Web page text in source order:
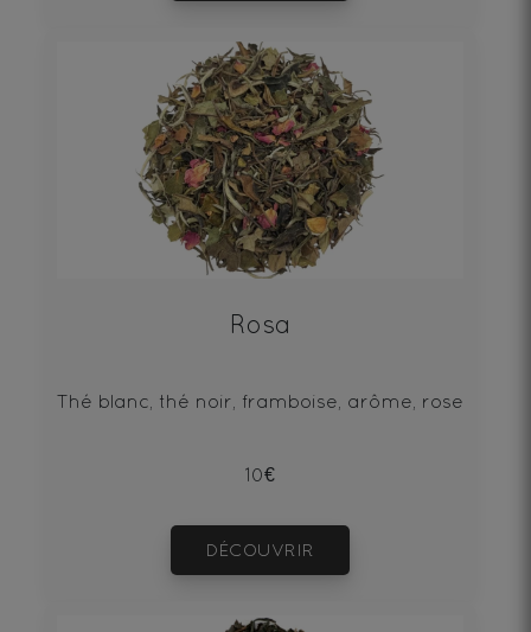
Rosa
Thé blanc, thé noir, framboise, arôme, rose
10€
DÉCOUVRIR